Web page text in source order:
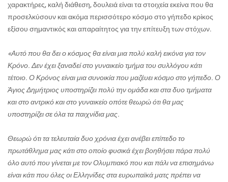
χαρακτήρες, καλή διάθεση, δουλειά είναι τα στοιχεία εκείνα που θα
προσελκύσουν και ακόμα περισσότερο κόσμο στο γήπεδο κρίκος
εξίσου σημαντικός και απαραίτητος για την επίτευξη των στόχων.
«Αυτό που θα δει ο κόσμος θα είναι μια πολύ καλή εικόνα για τον
Κρόνο. Δεν έχει ξαναδεί στο γυναικείο τμήμα του συλλόγου κάτι
τέτοιο. Ο Κρόνος είναι μια συνοικία που μαζέυει κόσμο στο γήπεδο. Ο
Άγιος Δημήτριος υποστηρίζει πολύ την ομάδα και στα δυο τμήματα
και στο αντρικό και στο γυναικείο οπότε θεωρώ ότι θα μας
υποστηρίζει σε όλα τα παιχνίδια μας.
Θεωρώ ότι τα τελευταία δυο χρόνια έχει ανέβει επίπεδο το
πρωτάθλημα μας κάτι στο οποίο φυσικά έχει βοηθήσει πάρα πολύ
όλο αυτό που γίνεται με τον Ολυμπιακό που και πάλι να επισημάνω
είναι κάτι που όλες οι Ελληνίδες στα ευρωπαϊκά ματς πρέπει να